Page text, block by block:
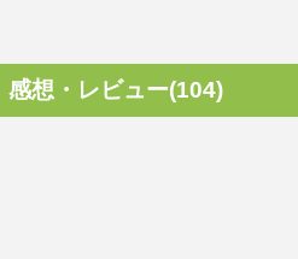
感想・レビュー(104)